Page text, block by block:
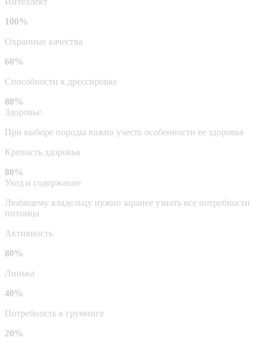
100%
Охранные качества
60%
Способности к дрессировке
80%
Здоровье
При выборе породы важно учесть особенности ее здоровья
Крепость здоровья
80%
Уход и содержание
Любящему владельцу нужно заранее узнать все потребности
питомца
Активность
80%
Линька
40%
Потребность в груминге
20%